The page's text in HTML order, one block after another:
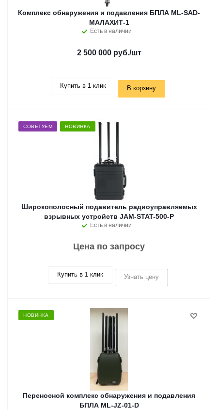
Комплекс обнаружения и подавления БПЛА ML-SAD-
МАЛАХИТ-1
Есть в наличии
2 500 000 руб./шт
Купить в 1 клик В корзину
СОВЕТУЕМ НОВИНКА
Широкополосный подавитель радиоуправляемых
взрывных устройств JAM-STAT-500-P
Есть в наличии
Цена по запросу
Купить в 1 клик Узнать цену
НОВИНКА
Переносной комплекс обнаружения и подавления
БПЛА ML-JZ-01-D